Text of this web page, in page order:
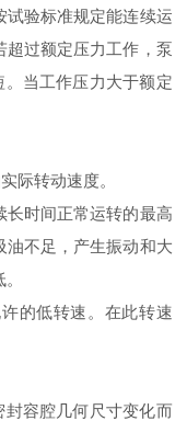
验标准规定能连续运
超过额定压力工作，泵
当工作压力大于额定
转动速度。
时间正常运转的最高
油不足，产生振动和大
的低转速。在此转速
容腔几何尺寸变化而